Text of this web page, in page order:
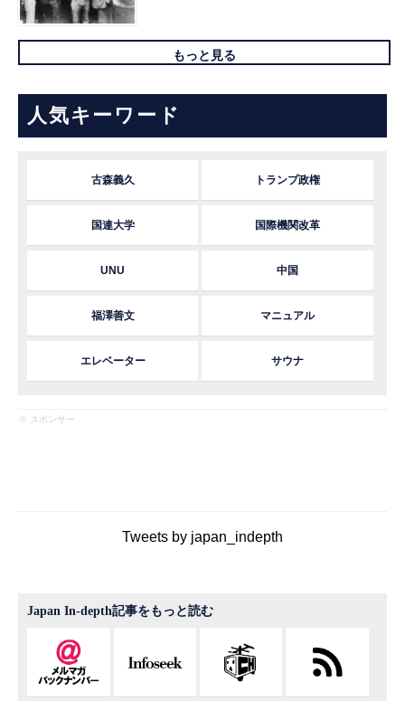
もっと見る
人気キーワード
古森義久 トランプ政権
国連大学 国際機関改革
UNU 中国
福澤善文 マニュアル
エレベーター サウナ
※ スポンサー
Tweets by japan_indepth
Japan In-depth記事をもっと読む